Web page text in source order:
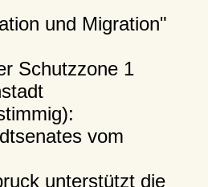
und Migration"
Schutzzone 1
vom
unterstützt die